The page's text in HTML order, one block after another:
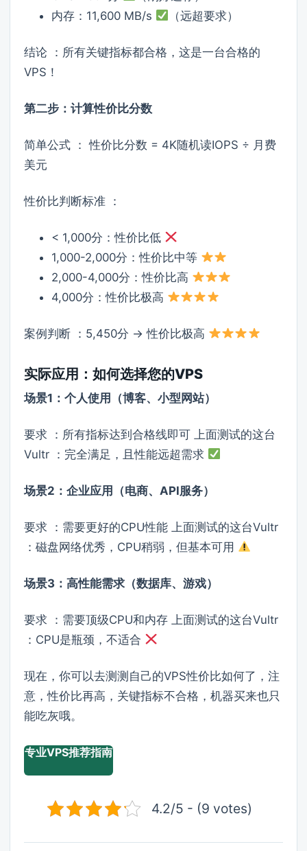
内存：11,600 MB/s
（远超要求）
结论 ：所有关键指标都合格，这是一台合格的
VPS！
第二步：计算性价比分数
简单公式 ： 性价比分数 = 4K随机读IOPS ÷ 月费
美元
性价比判断标准 ：
< 1,000分：性价比低
1,000-2,000分：性价比中等
2,000-4,000分：性价比高
4,000分：性价比极高
案例判断 ：5,450分 → 性价比极高
实际应用：如何选择您的VPS
场景1：个人使用（博客、小型网站）
要求 ：所有指标达到合格线即可 上面测试的这台
Vultr ：完全满足，且性能远超需求
场景2：企业应用（电商、API服务）
要求 ：需要更好的CPU性能 上面测试的这台Vultr
：磁盘网络优秀，CPU稍弱，但基本可用
场景3：高性能需求（数据库、游戏）
要求 ：需要顶级CPU和内存 上面测试的这台Vultr
：CPU是瓶颈，不适合
现在，你可以去测测自己的VPS性价比如何了，注
意，性价比再高，关键指标不合格，机器买来也只
能吃灰哦。
专业VPS推荐指南
4.2/5 - (9 votes)